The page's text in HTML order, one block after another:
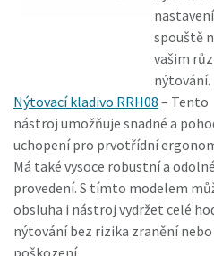
spouště
vašim
nýtování.
Nýtovací kladivo RRH08 – Tento
nástroj umožňuje snadné a
uchopení pro prvotřídní
Má také vysoce robustní a odolné
provedení. S tímto modelem
obsluha i nástroj vydržet celé
nýtování bez rizika zranění nebo